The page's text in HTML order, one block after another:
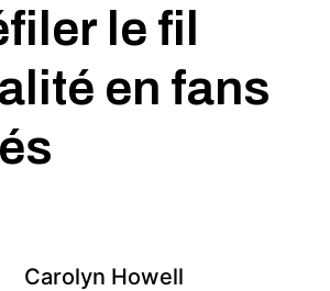
le fil
en fans
Carolyn Howell